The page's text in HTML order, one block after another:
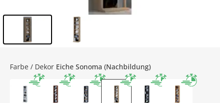
Farbe / Dekor Eiche Sonoma (Nachbildung)